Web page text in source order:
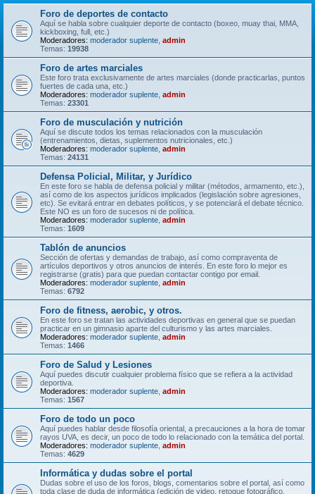
Foro de deportes de contacto
Aquí se habla sobre cualquier deporte de contacto (boxeo, muay thai, MMA,
kickboxing, full, etc.)
Moderadores: moderador suplente admin
Temas: 19938
Foro de artes marciales
Este foro trata exclusivamente de artes marciales (donde practicarlas, puntos
fuertes de cada una, etc.)
Moderadores: moderador suplente admin
Temas: 23301
Foro de musculación y nutrición
Aquí se discute todos los temas relacionados con la musculación
(entrenamientos, dietas, suplementos nutricionales, etc.)
Moderadores: moderador suplente admin
Temas: 24131
Defensa Policial, Militar, y Jurídico
En este foro se habla de defensa policial y militar (métodos, armamento, etc.),
así como de los aspectos jurídicos implicados (legislación sobre agresiones,
etc). Se evitará entrar en debates políticos, y se potenciará el debate técnico.
Este NO es un foro de sucesos ni de política.
Moderadores: moderador suplente admin
Temas: 1609
Tablón de anuncios
Sección de ofertas y demandas de trabajo, así como compraventa de
artículos deportivos y otros anuncios de interés. En este foro lo mejor es
registrarse (gratis) para que puedan contactar contigo por email.
Moderadores: moderador suplente admin
Temas: 6792
Foro de fitness, aerobic, y otros.
En este foro se tratan las actividades deportivas en general que se puedan
practicar en un gimnasio aparte del culturismo y las artes marciales.
Moderadores: moderador suplente admin
Temas: 1466
Foro de Salud y Lesiones
Aquí puedes discutir cualquier problema físico que se refiera a la actividad
deportiva.
Moderadores: moderador suplente admin
Temas: 1567
Foro de todo un poco
Aquí puedes hablar desde filosofía oriental, a precauciones a la hora de tomar
rayos UVA, es decir, un poco de todo lo relacionado con la temática del portal.
Moderadores: moderador suplente admin
Temas: 4629
Informática y dudas sobre el portal
Dudas sobre el uso de los foros, blogs, comentarios sobre el portal, así como
toda clase de duda de informática (edición de video, retoque fotográfico,